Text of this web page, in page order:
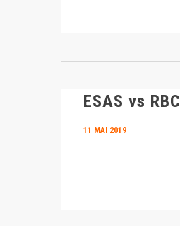
ESAS vs RBC
11 MAI 2019